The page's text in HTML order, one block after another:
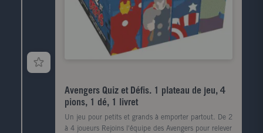
Avengers Quiz et Défis. 1 plateau de jeu, 4
pions, 1 dé, 1 livret
Un jeu pour petits et grands à emporter partout. De 2
à 4 joueurs Rejoins l'équipe des Avengers pour relever